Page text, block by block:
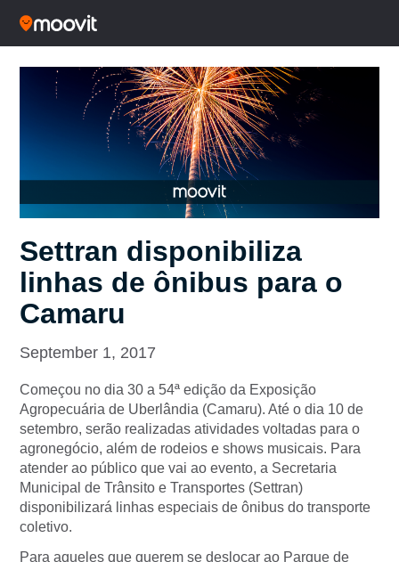
Settran disponibiliza
linhas de ônibus para o
Camaru
September 1, 2017
Começou no dia 30 a 54ª edição da Exposição
Agropecuária de Uberlândia (Camaru). Até o dia 10 de
setembro, serão realizadas atividades voltadas para o
agronegócio, além de rodeios e shows musicais. Para
atender ao público que vai ao evento, a Secretaria
Municipal de Trânsito e Transportes (Settran)
disponibilizará linhas especiais de ônibus do transporte
coletivo.
Para aqueles que querem se deslocar ao Parque de